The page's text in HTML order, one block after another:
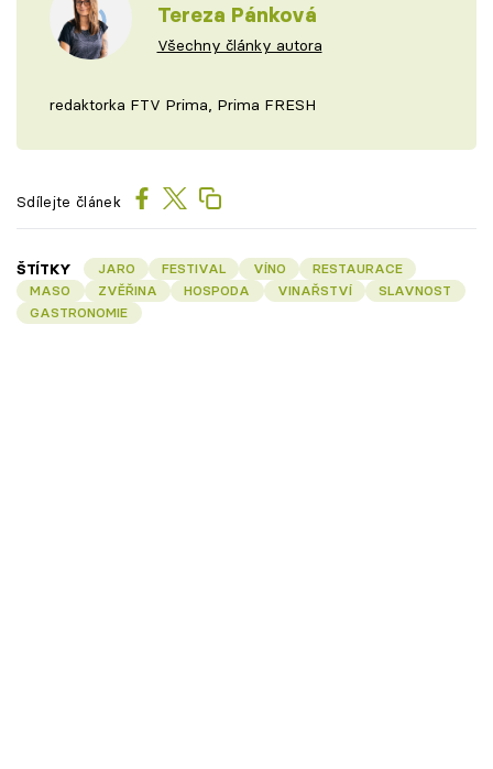
Tereza Pánková
Všechny články autora
redaktorka FTV Prima, Prima FRESH
Sdílejte článek
ŠTÍTKY JARO FESTIVAL VÍNO
RESTAURACE
MASO
ZVĚŘINA HOSPODA VINAŘSTVÍ
SLAVNOST
GASTRONOMIE